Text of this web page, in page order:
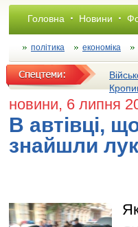
Головна Новини
політика економіка
новини, 6 липня
В автівці,
знайшли